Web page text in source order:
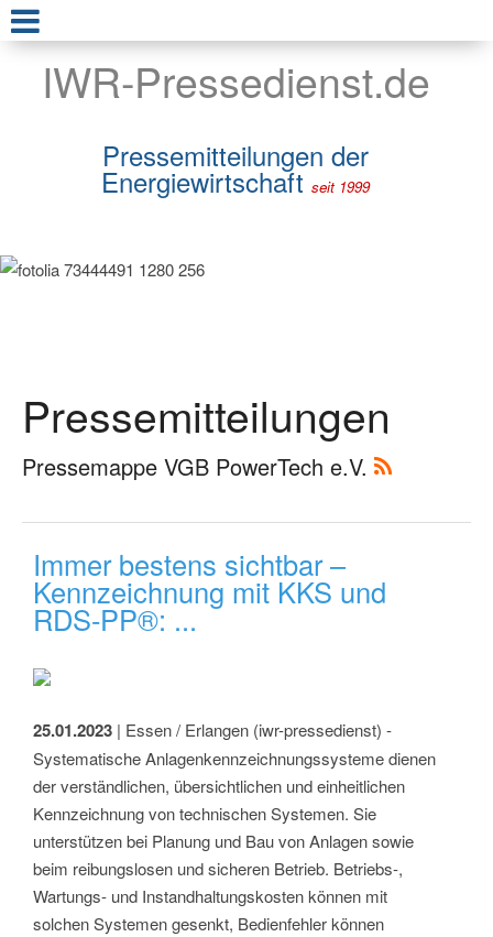
IWR-Pressedienst.de
Pressemitteilungen der
Energiewirtschaft seit 1999
Pressemitteilungen
Pressemappe VGB PowerTech e.V.
Immer bestens sichtbar –
Kennzeichnung mit KKS und
RDS-PP®: ...
25.01.2023 | Essen / Erlangen (iwr-pressedienst) -
Systematische Anlagenkennzeichnungssysteme dienen
der verständlichen, übersichtlichen und einheitlichen
Kennzeichnung von technischen Systemen. Sie
unterstützen bei Planung und Bau von Anlagen sowie
beim reibungslosen und sicheren Betrieb. Betriebs-,
Wartungs- und Instandhaltungskosten können mit
solchen Systemen gesenkt, Bedienfehler können